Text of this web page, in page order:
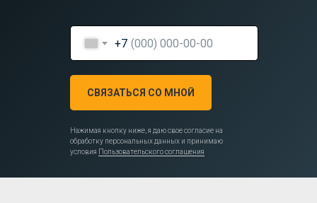
+7
СВЯЗАТЬСЯ СО МНОЙ
Нажимая кнопку ниже, я даю свое согласие на
обработку персональных данных и принимаю
условия Пользовательского соглашения